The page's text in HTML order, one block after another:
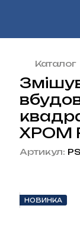
Каталог
ХРОМ
Артикул:
НОВИНКА